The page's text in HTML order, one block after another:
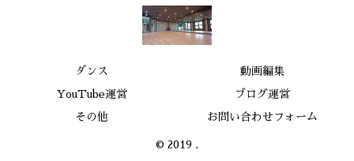
ダンス 動画編集
YouTube運営 ブログ運営
その他 お問い合わせフォーム
© 2019 .